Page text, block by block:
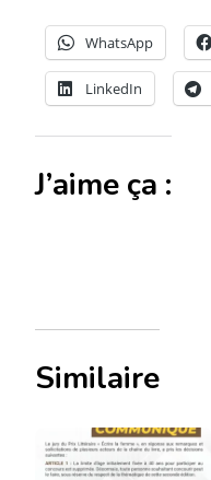
WhatsApp
LinkedIn
J’aime ça :
Similaire